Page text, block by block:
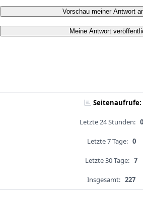
Vorschau meiner Antwort
Meine Antwort
Seitenaufrufe:
Letzte 24 Stunden: 0
Letzte 7 Tage: 0
Letzte 30 Tage: 7
Insgesamt: 227